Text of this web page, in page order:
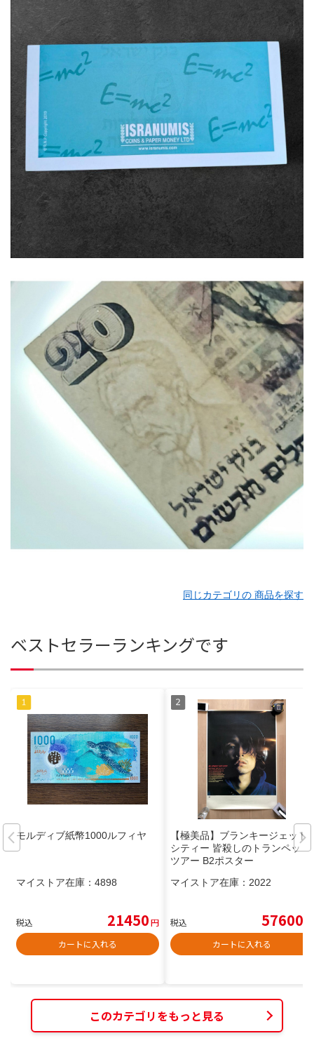
同じカテゴリの 商品を探す
ベストセラーランキングです
モルディブ紙幣1000ルフィヤ
マイストア在庫： 4898
税込 21450円
カートに入れる
【極美品】ブランキージェット
シティー 皆殺しのトランペット
ツアー B2ポスター
マイストア在庫： 2022
税込 57600
カートに入れる
このカテゴリをもっと見る